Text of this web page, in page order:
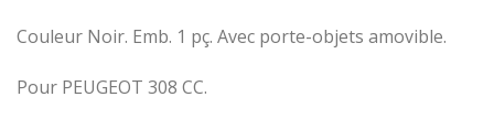
Couleur Noir. Emb. 1 pç. Avec porte-objets amovible.
Pour PEUGEOT 308 CC.